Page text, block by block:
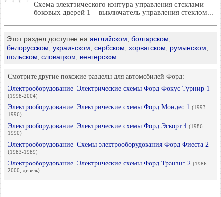
Схема электрического контура управления стеклами
боковых дверей 1 – выключатель управления стеклом...
Этот раздел доступен на английском болгарском
белорусском украинском сербском хорватском румынском
польском словацком венгерском
Смотрите другие похожие разделы для автомобилей Форд:
Электрооборудование: Электрические схемы Форд Фокус Турнир 1
(1998-2004)
Электрооборудование: Электрические схемы Форд Мондео 1 (1993-
1996)
Электрооборудование: Электрические схемы Форд Эскорт 4 (1986-
1990)
Электрооборудование: Схемы электрооборудования Форд Фиеста 2
(1983-1989)
Электрооборудование: Электрические схемы Форд Транзит 2 (1986-
2000, дизель)